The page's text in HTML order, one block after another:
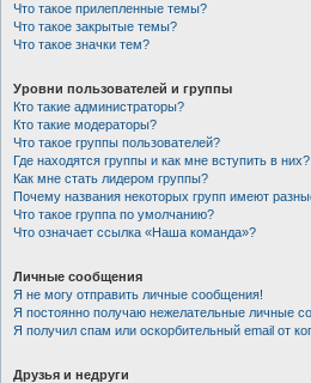
Что такое прилепленные темы?
Что такое закрытые темы?
Что такое значки тем?
Уровни пользователей и группы
Кто такие администраторы?
Кто такие модераторы?
Что такое группы пользователей?
Где находятся группы и как мне вступить в них?
Как мне стать лидером группы?
Почему названия некоторых групп имеют
Что такое группа по умолчанию?
Что означает ссылка «Наша команда»?
Личные сообщения
Я не могу отправить личные сообщения!
Я постоянно получаю нежелательные личные
Я получил спам или оскорбительный email от
Друзья и недруги